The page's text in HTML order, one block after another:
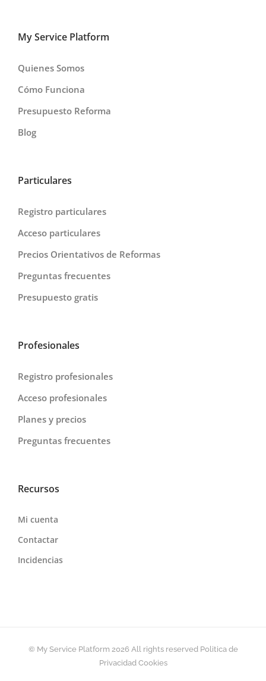
My Service Platform
Quienes Somos
Cómo Funciona
Presupuesto Reforma
Blog
Particulares
Registro particulares
Acceso particulares
Precios Orientativos de Reformas
Preguntas frecuentes
Presupuesto gratis
Profesionales
Registro profesionales
Acceso profesionales
Planes y precios
Preguntas frecuentes
Recursos
Mi cuenta
Contactar
Incidencias
© My Service Platform 2026 All rights reserved Politica de
Privacidad Cookies